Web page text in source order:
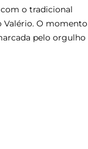
o tradicional
Valério. O momento
pelo orgulho